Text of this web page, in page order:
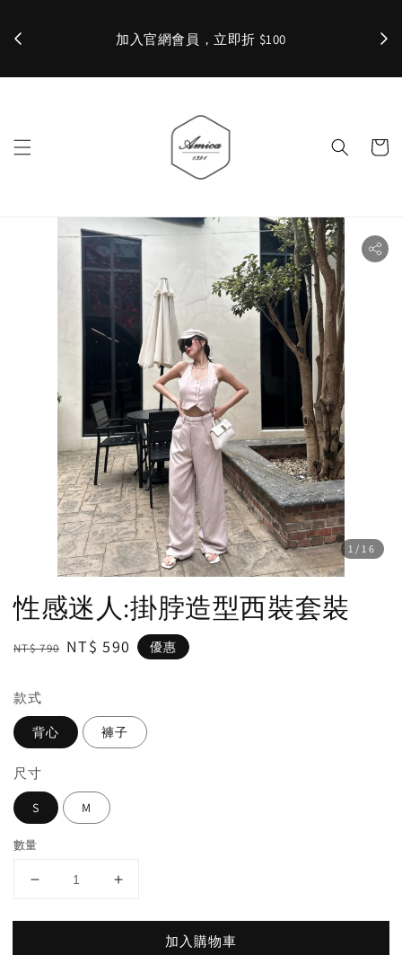
加入官網會員，立即折 $100 ✨
1 /16
性感迷人:掛脖造型西裝套裝
Regular
NT$ 790 Sale
NT$ 590 優惠
款式
背心 褲子
尺寸
S M
數量
加入購物車